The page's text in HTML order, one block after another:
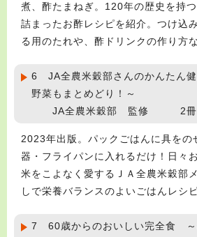
煮、酢たまねぎ。120年の歴史を持
詰まったお酢レシピを紹介。つけ込
る用のたれや、酢ドリンクの作り方
6 JA全農米穀部さんのかんたん
野菜もまとめどり！～
JA全農米穀部 監修 2冊
2023年出版。パックごはんに具をの
器・フライパンに入れるだけ！日々
米をこよなく愛するＪＡ全農米穀部
しで栄養バランスのよいごはんレシ
7 60歳からのおいしい完全食 ～